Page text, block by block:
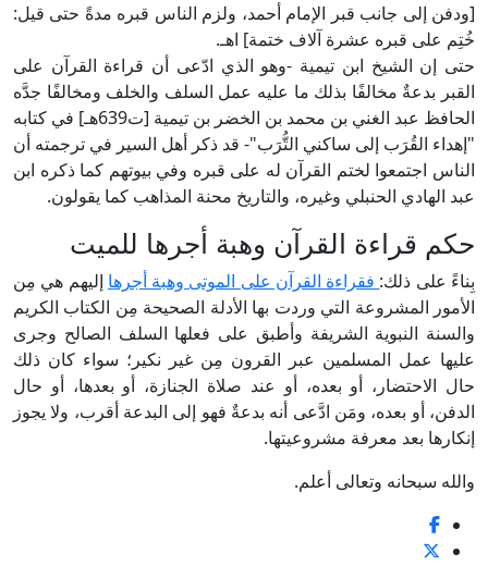
إلى جانب قبر الإمام أحمد، ولزم الناس قبره مدةً حتى قيل:
على قبره عشرة آلاف ختمة] اهـ.
إن الشيخ ابن تيمية -وهو الذي ادّعى أن قراءة القرآن على
بدعةٌ مخالفًا بذلك ما عليه عمل السلف والخلف ومخالفًا جدَّه
الحافظ عبد الغني بن محمد بن الخضر بن تيمية [ت639هـ] في كتابه
القُرَب إلى ساكني التُّرَب"- قد ذكر أهل السير في ترجمته أن
اجتمعوا لختم القرآن له على قبره وفي بيوتهم كما ذكره ابن
الهادي الحنبلي وغيره، والتاريخ محنة المذاهب كما يقولون.
قراءة القرآن وهبة أجرها للميت
على ذلك:فقراءة القرآن على الموتى وهبة أجرها إليهم هي مِن
المشروعة التي وردت بها الأدلة الصحيحة مِن الكتاب الكريم
النبوية الشريفة وأطبق على فعلها السلف الصالح وجرى
عمل المسلمين عبر القرون مِن غير نكير؛ سواء كان ذلك
الاحتضار، أو بعده، أو عند صلاة الجنازة، أو بعدها، أو حال
أو بعده، ومَن ادَّعى أنه بدعةٌ فهو إلى البدعة أقرب، ولا يجوز
بعد معرفة مشروعيتها.
سبحانه وتعالى أعلم.